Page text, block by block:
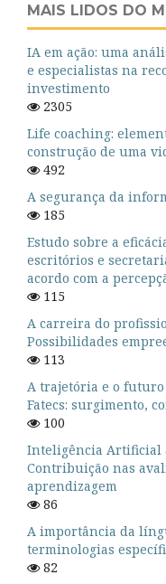
MAIS LIDOS DO
IA em ação: uma
e especialistas na
investimento
2305
Life coaching:
construção de uma
492
A segurança da
185
Estudo sobre a
escritórios e
acordo com a
115
A carreira do
Possibilidades
113
A trajetória e o
Fatecs: surgimento,
100
Inteligência Artificial
Contribuição nas
aprendizagem
86
A importância da
terminologias
82